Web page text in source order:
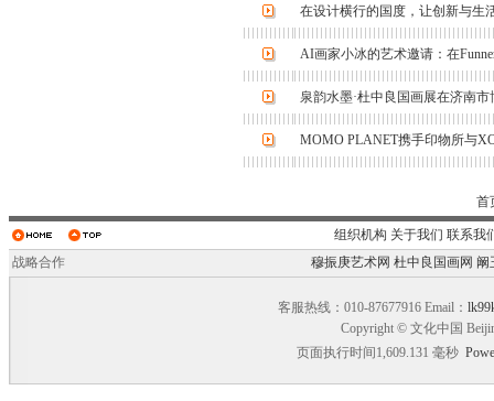
在设计横行的国度，让创新与生
AI画家小冰的艺术邀请：在
泉韵水墨·杜中良国画展在济南
MOMO PLANET携手印物所与
首
组织机构 关于我们 联系我
战略合作
穆振庚艺术网 杜中良国画网 阚
客服热线：010-87677916 Email：
Copyright © 文化中国
页面执行时间1,609.131 毫秒